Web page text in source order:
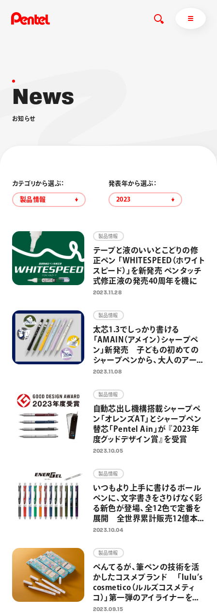
商品を探す
ブラッシュ（筆）
その他
採用情報
運営会社
News
お知 らせ
カテゴリから選ぶ：
製品情報
発表年から選ぶ：
2023
製品情報
テープと液のいいとこどりの修
正ペン 「WHITESPEED（ホワイト
スピード）」を新発売 ペンタッチ
式修正液の発売40周年を機に
2023.11.28
製品情報
太芯1.3でしっかり書ける
「AMAIN（アメイン）シャープペ
ン」新発売 子どもの初めての
シャープペンから、大人のアート
＆クラフトの相棒としても活躍
2023.11.08
製品情報
自動芯出し機構搭載シャープペ
ン「オレンズAT」とシャープペン
替芯「Pentel Ain」が 『2023年
度グッドデザイン賞』を受賞
2023.10.05
製品情報
いつもより上手に書けるボール
ペンに、文字書きをさりげなく彩
る新色が登場、全12色で定番を
展開 全世界累計販売12億本
超の速乾ゲルインキボールペン
2023.10.04
製品情報
ぺんてるが、筆ペンの技術を活
かしたコスメブランド 「lulu’s
cosmetico（ルルズコスメティ
コ）」第一弾のアイライナーを
9/15（金）より発売 ～ブラック、
2023.09.15